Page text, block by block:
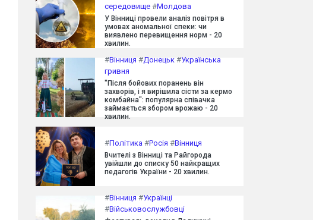
середовище #Молдова
У Вінниці провели аналіз повітря в
умовах аномальної спеки: чи
виявлено перевищення норм - 20
хвилин.
#Вінниця #Донецьк #Українська
гривня
"Після бойових поранень він
захворів, і я вирішила сісти за кермо
комбайна": популярна співачка
займається збором врожаю - 20
хвилин.
#Політика #Росія #Вінниця
Вчителі з Вінниці та Райгорода
увійшли до списку 50 найкращих
педагогів України - 20 хвилин.
#Вінниця #Українці
#Військовослужбовці